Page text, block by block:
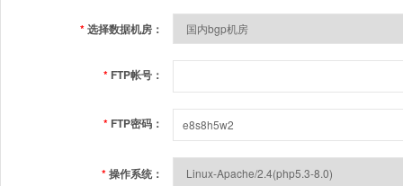
*选择数据机房：
* FTP帐号：
* FTP密码：
*操作系统：